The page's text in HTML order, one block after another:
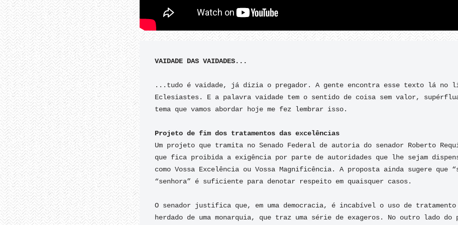
...tudo é vaidade, já dizia o pregador. A gente encontra esse texto lá no
Eclesiastes. E a palavra vaidade tem o sentido de coisa sem valor,
tema que vamos abordar hoje me fez lembrar isso.
Projeto de fim dos tratamentos das excelências
Um projeto que tramita no Senado Federal de autoria do senador Roberto
que fica proibida a exigência por parte de autoridades que lhe sejam
como Vossa Excelência ou Vossa Magnificência. A proposta ainda sugere que
“senhora” é suficiente para denotar respeito em quaisquer casos.
O senador justifica que, em uma democracia, é incabível o uso de
herdado de uma monarquia, que traz uma série de exageros. No outro lado do